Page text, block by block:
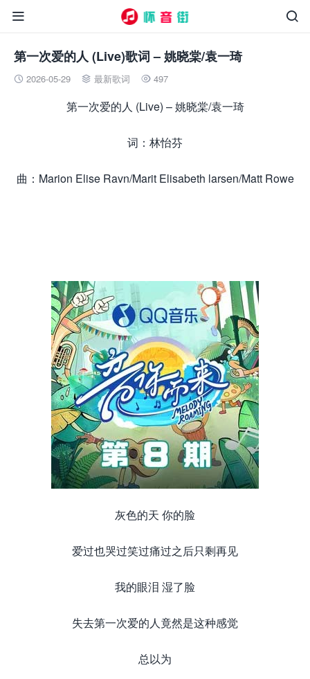


第一次爱的人 (Live)歌词 – 姚晓棠/袁一琦
 2026-05-29  最新歌词  497
第一次爱的人 (Live) – 姚晓棠/袁一琦
词：林怡芬
曲：Marion Elise Ravn/Marit Elisabeth larsen/Matt Rowe
灰色的天 你的脸
爱过也哭过笑过痛过之后只剩再见
我的眼泪 湿了脸
失去第一次爱的人竟然是这种感觉
总以为